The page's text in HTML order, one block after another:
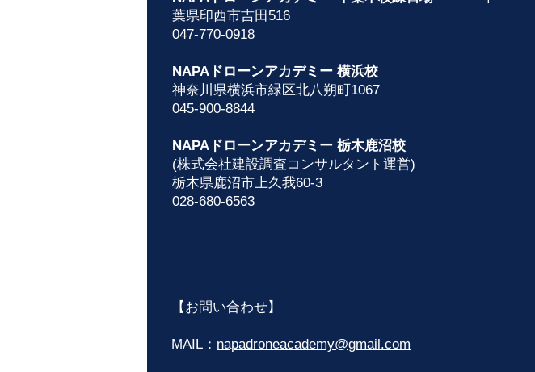
葉県印西市吉田516
047-770-0918
NAPAドローンアカデミー 横浜校
神奈川県横浜市緑区北八朔町1067
045-900-8844
NAPAドローンアカデミー 栃木鹿沼校
(株式会社建設調査コンサルタント運営)
栃木県鹿沼市上久我60-3
028-680-6563​
【お問い合わせ】
MAIL： napadroneacademy@gmail.com